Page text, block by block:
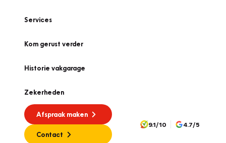
Services
Kom gerust verder
Historie vakgarage
Zekerheden
Afspraak maken
Contact
9.1/10 4.7/5